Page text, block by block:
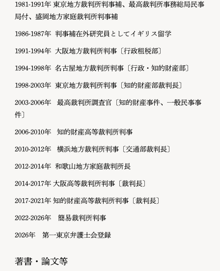
1981-1991年 東京地方裁判所判事補、最高裁判所事務総局民事
局付、盛岡地方家庭裁判所判事補
1986-1987年 判事補在外研究員としてイギリス留学
1991-1994年 大阪地方裁判所判事〔行政租税部〕
1994-1998年 名古屋地方裁判所判事〔行政・知的財産部〕
1998-2003年 東京地方裁判所判事〔知的財産部裁判長〕
2003-2006年 最高裁判所調査官〔知的財産事件、一般民事事
件〕
2006-2010年 知的財産高等裁判所判事
2010-2012年 横浜地方裁判所判事〔交通部裁判長〕
2012-2014年 和歌山地方家庭裁判所長
2014-2017年 大阪高等裁判所判事〔裁判長〕
2017-2021年 知的財産高等裁判所判事〔裁判長〕
2022-2026年 簡易裁判所判事
2026年 第一東京弁護士会登録
著書・論文等